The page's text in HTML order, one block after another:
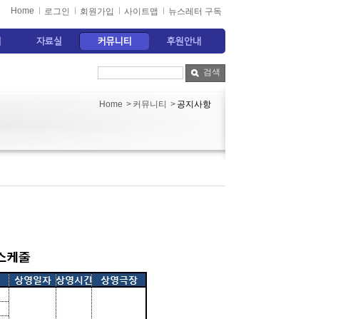
Home 로그인 회원가입 사이트맵 뉴스레터 구독
자료실 커뮤니티 후원안내
검색
Home > 커뮤니티 > 공지사항